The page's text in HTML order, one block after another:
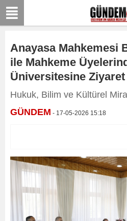
Anayasa Mahkemesi
ile Mahkeme
Üniversitesine Ziyaret
Hukuk, Bilim ve Kültürel
GÜNDEM - 17-05-2026 15:18